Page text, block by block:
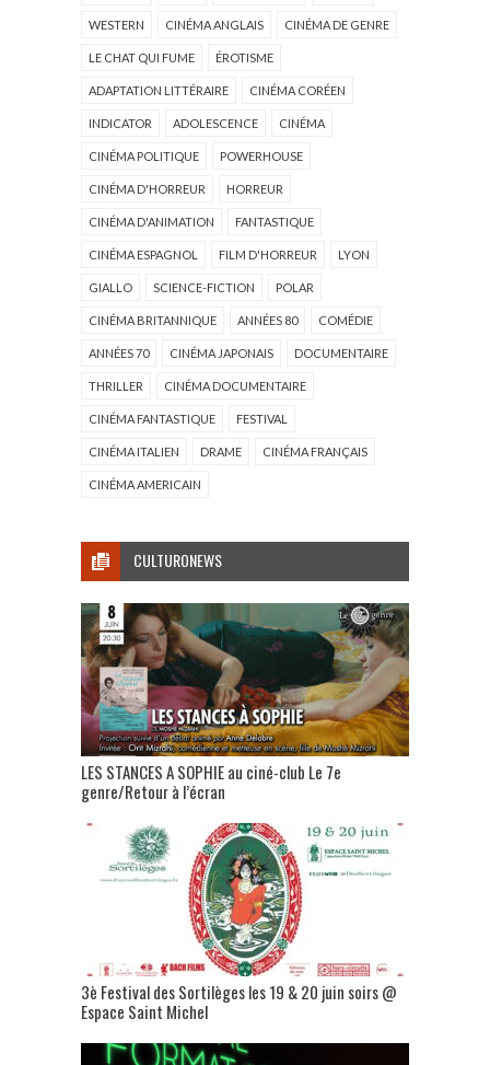
WESTERN CINÉMA ANGLAIS CINÉMA DE GENRE
LE CHAT QUI FUME ÉROTISME
ADAPTATION LITTÉRAIRE CINÉMA CORÉEN
INDICATOR ADOLESCENCE CINÉMA
CINÉMA POLITIQUE POWERHOUSE
CINÉMA D'HORREUR HORREUR
CINÉMA D'ANIMATION FANTASTIQUE
CINÉMA ESPAGNOL FILM D'HORREUR LYON
GIALLO SCIENCE-FICTION POLAR
CINÉMA BRITANNIQUE ANNÉES 80 COMÉDIE
ANNÉES 70 CINÉMA JAPONAIS DOCUMENTAIRE
THRILLER CINÉMA DOCUMENTAIRE
CINÉMA FANTASTIQUE FESTIVAL
CINÉMA ITALIEN DRAME CINÉMA FRANÇAIS
CINÉMA AMERICAIN
CULTURONEWS
LES STANCES A SOPHIE au ciné-club Le 7e
genre/Retour à l’écran
3è Festival des Sortilèges les 19 & 20 juin soirs @
Espace Saint Michel